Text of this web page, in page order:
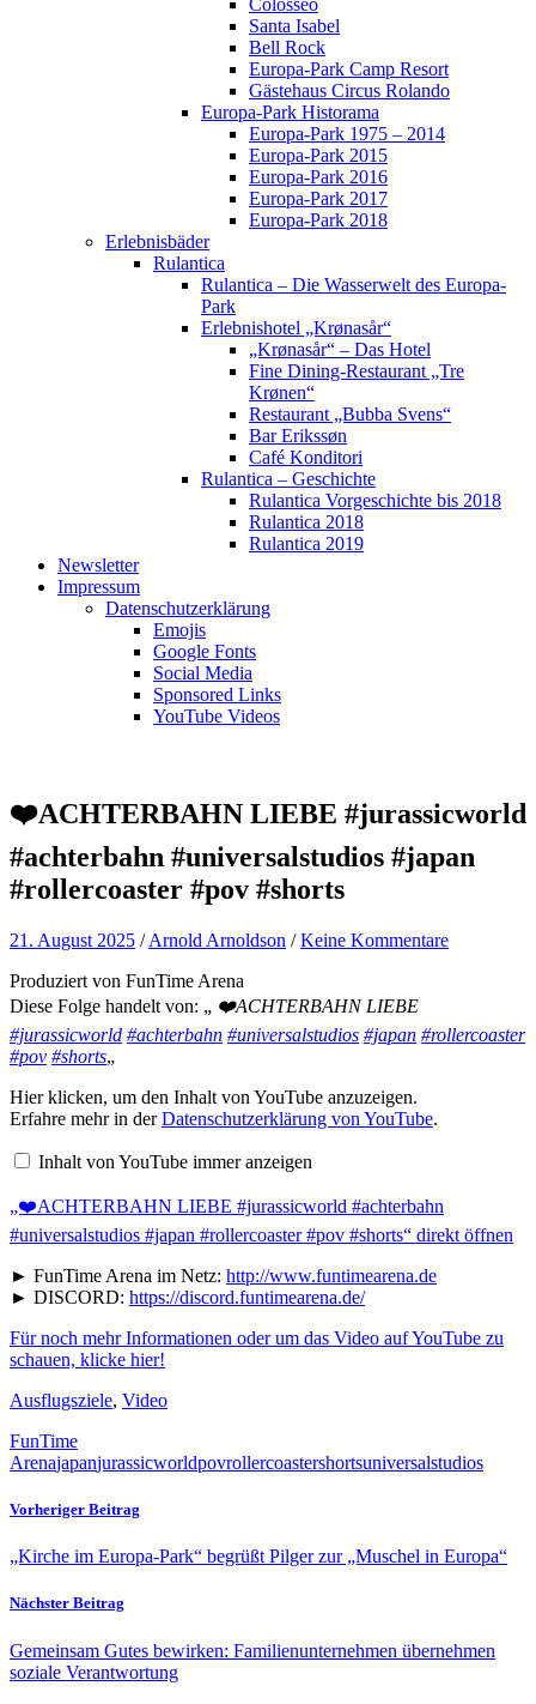
Colosseo
Santa Isabel
Bell Rock
Europa-Park Camp Resort
Gästehaus Circus Rolando
Europa-Park Historama
Europa-Park 1975 – 2014
Europa-Park 2015
Europa-Park 2016
Europa-Park 2017
Europa-Park 2018
Erlebnisbäder
Rulantica
Rulantica – Die Wasserwelt des Europa-
Park
Erlebnishotel „Krønasår“
„Krønasår“ – Das Hotel
Fine Dining-Restaurant „Tre
Krønen“
Restaurant „Bubba Svens“
Bar Erikssøn
Café Konditori
Rulantica – Geschichte
Rulantica Vorgeschichte bis 2018
Rulantica 2018
Rulantica 2019
Newsletter
Impressum
Datenschutzerklärung
Emojis
Google Fonts
Social Media
Sponsored Links
YouTube Videos
❤️ACHTERBAHN LIEBE #jurassicworld
#achterbahn #universalstudios #japan
#rollercoaster #pov #shorts
21. August 2025 /Arnold Arnoldson /Keine Kommentare
Produziert von FunTime Arena
Diese Folge handelt von: „ ❤️ACHTERBAHN LIEBE
#jurassicworld #achterbahn #universalstudios #japan #rollercoaster
#pov #shorts„
„❤️
ACHTERBAHN
#jurassicworld
#japan
#rollercoaster
#pov
von
YouTube
Hier klicken, um den Inhalt von YouTube anzuzeigen.
Erfahre mehr in derDatenschutzerklärung von YouTube.
Inhalt von YouTube immer anzeigen
„❤️ACHTERBAHN LIEBE #jurassicworld #achterbahn
#universalstudios #japan #rollercoaster #pov #shorts“ direkt öffnen
► FunTime Arena im Netz: http://www.funtimearena.de
► DISCORD: https://discord.funtimearena.de/
Für noch mehr Informationen oder um das Video auf YouTube zu
schauen, klicke hier!
Ausflugsziele, Video
FunTime
Arenajapanjurassicworldpovrollercoastershortsuniversalstudios
Vorheriger Beitrag
„Kirche im Europa-Park“ begrüßt Pilger zur „Muschel in Europa“
Nächster Beitrag
Gemeinsam Gutes bewirken: Familienunternehmen übernehmen
soziale Verantwortung